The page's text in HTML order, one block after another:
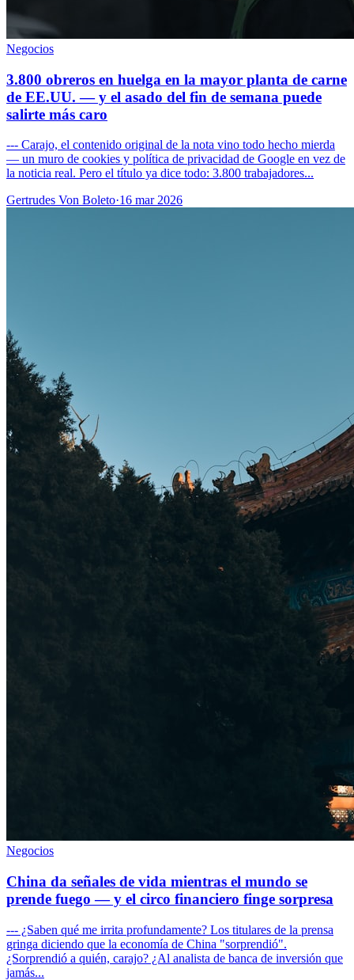
Negocios
3.800 obreros en huelga en la mayor planta de carne
de EE.UU. — y el asado del fin de semana puede
salirte más caro
--- Carajo, el contenido original de la nota vino todo hecho mierda
— un muro de cookies y política de privacidad de Google en vez de
la noticia real. Pero el título ya dice todo: 3.800 trabajadores...
Gertrudes Von Boleto·16 mar 2026
Negocios
China da señales de vida mientras el mundo se
prende fuego — y el circo financiero finge sorpresa
--- ¿Saben qué me irrita profundamente? Los titulares de la prensa
gringa diciendo que la economía de China "sorprendió".
¿Sorprendió a quién, carajo? ¿Al analista de banca de inversión que
jamás...